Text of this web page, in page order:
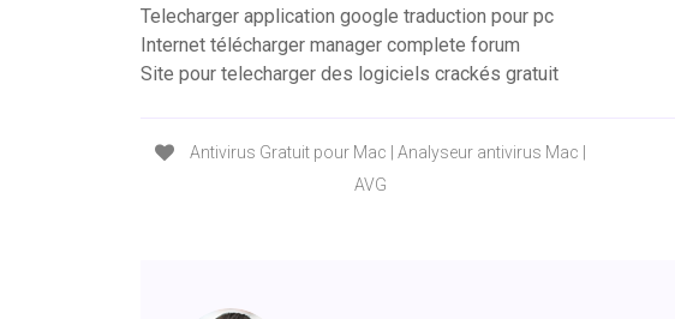
Telecharger application google traduction pour pc
Internet télécharger manager complete forum
Site pour telecharger des logiciels crackés gratuit
Antivirus Gratuit pour Mac | Analyseur antivirus Mac |
AVG